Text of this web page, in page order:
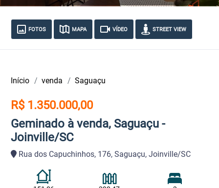
FOTOS MAPA VÍDEO STREET VIEW
Início venda Saguaçu
R$ 1.350.000,00
Geminado à venda, Saguaçu -
Joinville/SC
Rua dos Capuchinhos, 176, Saguaçu, Joinville/SC